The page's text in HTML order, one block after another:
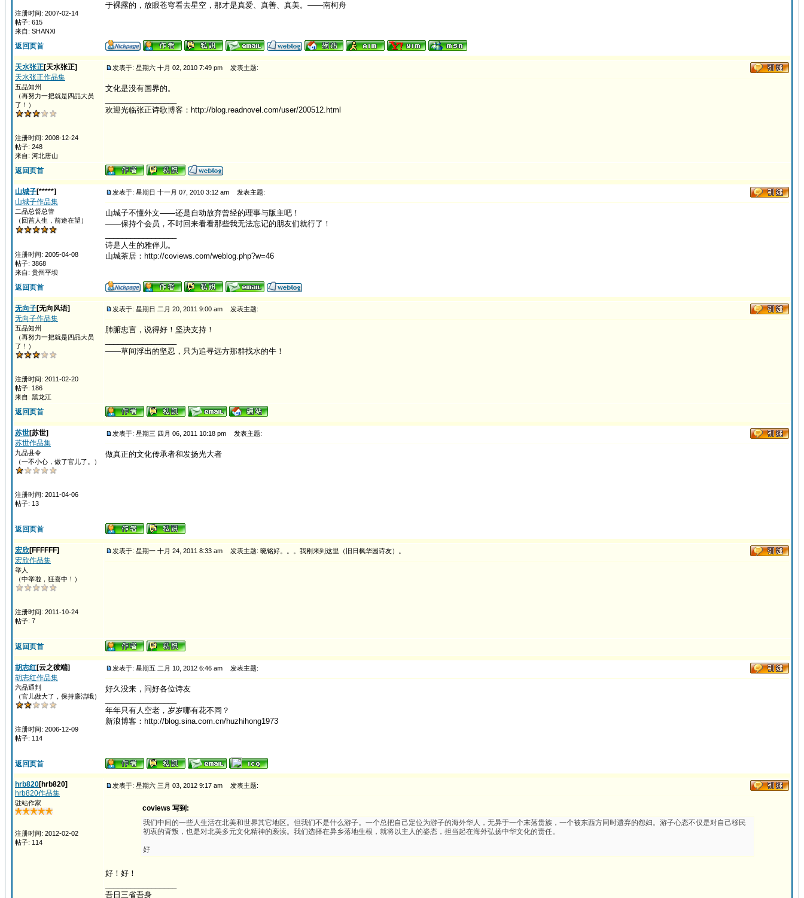
注册时间: 2007-02-14
帖子: 615
来自: SHANXI
于裸露的，放眼苍穹看去星空，那才是真爱、真善、真美。——南柯舟
返回页首
天水张正[天水张正]
天水张正作品集
五品知州
（再努力一把就是四品大员
了！）
注册时间: 2008-12-24
帖子: 248
来自: 河北唐山
发表于: 星期六 十月 02, 2010 7:49 pm 发表主题:
文化是没有国界的。
欢迎光临张正诗歌博客：http://blog.readnovel.com/user/200512.html
返回页首
山城子[*****]
山城子作品集
二品总督总管
（回首人生，前途在望）
注册时间: 2005-04-08
帖子: 3868
来自: 贵州平坝
发表于: 星期日 十一月 07, 2010 3:12 am 发表主题:
山城子不懂外文——还是自动放弃曾经的理事与版主吧！
——保持个会员，不时回来看看那些我无法忘记的朋友们就行了！
诗是人生的雅伴儿。
山城茶居：http://coviews.com/weblog.php?w=46
返回页首
无向子[无向风语]
无向子作品集
五品知州
（再努力一把就是四品大员
了！）
注册时间: 2011-02-20
帖子: 186
来自: 黑龙江
发表于: 星期日 二月 20, 2011 9:00 am 发表主题:
肺腑忠言，说得好！坚决支持！
——草间浮出的坚忍，只为追寻远方那群找水的牛！
返回页首
苏世[苏世]
苏世作品集
九品县令
（一不小心，做了官儿了。）
注册时间: 2011-04-06
帖子: 13
发表于: 星期三 四月 06, 2011 10:18 pm 发表主题:
做真正的文化传承者和发扬光大者
返回页首
宏欣[FFFFFF]
宏欣作品集
举人
（中举啦，狂喜中！）
注册时间: 2011-10-24
帖子: 7
发表于: 星期一 十月 24, 2011 8:33 am 发表主题: 晓铭好。。。我刚来到这里（旧日枫华园诗友）。
返回页首
胡志红[云之彼端]
胡志红作品集
六品通判
（官儿做大了，保持廉洁哦）
注册时间: 2006-12-09
帖子: 114
发表于: 星期五 二月 10, 2012 6:46 am 发表主题:
好久没来，问好各位诗友
年年只有人空老，岁岁哪有花不同？
新浪博客：http://blog.sina.com.cn/huzhihong1973
返回页首
hrb820[hrb820]
hrb820作品集
驻站作家
注册时间: 2012-02-02
帖子: 114
发表于: 星期六 三月 03, 2012 9:17 am 发表主题:
coviews 写到:
我们中间的一些人生活在北美和世界其它地区。但我们不是什么游子。一个总把自己定位为游子的海外华人，无异于一个末落贵族，一个被东西方同时遗弃的怨妇。游子心态不仅是对自己移民
初衷的背叛，也是对北美多元文化精神的亵渎。我们选择在异乡落地生根，就将以主人的姿态，担当起在海外弘扬中华文化的责任。
好
好！好！
吾日三省吾身